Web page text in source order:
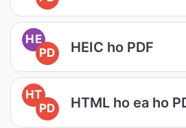
HE
PD
HEIC ho PDF
HT
PD
HTML ho ea ho